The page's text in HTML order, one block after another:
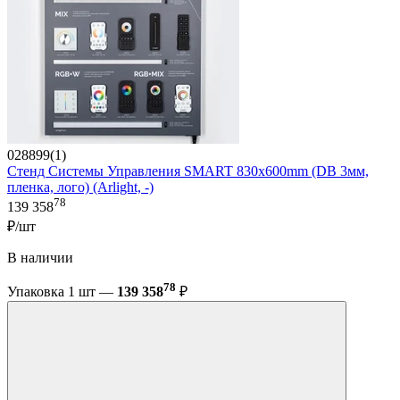
028899(1)
Стенд Системы Управления SMART 830x600mm (DB 3мм,
пленка, лого) (Arlight, -)
139 35878
₽/шт
В наличии
Упаковка 1 шт — 139 35878 ₽